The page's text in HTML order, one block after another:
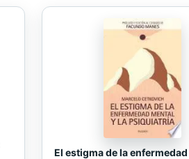
El estigma de la